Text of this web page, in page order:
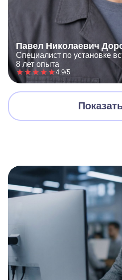
Павел Николаевич
Специалист по установке
8 лет опыта
4.9/5